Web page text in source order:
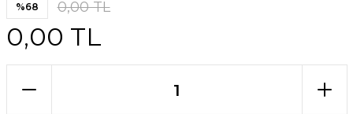
%68 0,00 TL
0,00 TL